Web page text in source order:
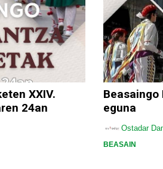
XXIV.
24an
Beasaingo
eguna
Ostadar
BEASAIN